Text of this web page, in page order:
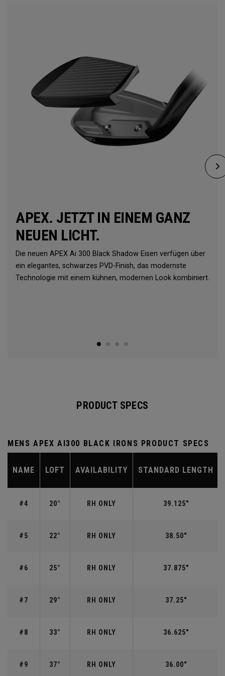
APEX. JETZT IN EINEM GANZ
NEUEN LICHT.
Die neuen APEX Ai 300 Black Shadow Eisen verfügen über
ein elegantes, schwarzes PVD-Finish, das modernste
Technologie mit einem kühnen, modernen Look kombiniert.
PRODUCT SPECS
MENS APEX AI300 BLACK IRONS PRODUCT SPECS
NAME LOFT AVAILABILITY STANDARD LENGTH
#4 20° RH ONLY 39.125"
#5 22° RH ONLY 38.50"
#6 25° RH ONLY 37.875"
#7 29° RH ONLY 37.25"
#8 33° RH ONLY 36.625"
#9 37° RH ONLY 36.00"